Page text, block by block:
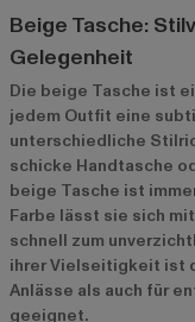
Beige Tasche:
Gelegenheit
Die beige Tasche ist
jedem Outfit eine
unterschiedliche
schicke Handtasche
beige Tasche ist
Farbe lässt sie sich
schnell zum
ihrer Vielseitigkeit ist
Anlässe als auch für
geeignet.